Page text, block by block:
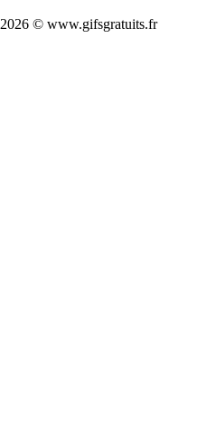
2026 © www.gifsgratuits.fr